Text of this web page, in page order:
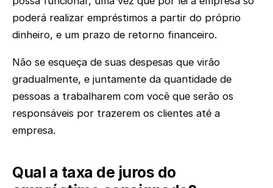
poderá realizar empréstimos a partir do próprio
dinheiro, e um prazo de retorno financeiro.
Não se esqueça de suas despesas que virão
gradualmente, e juntamente da quantidade de
pessoas a trabalharem com você que serão os
responsáveis por trazerem os clientes até a
empresa.
Qual a taxa de juros do